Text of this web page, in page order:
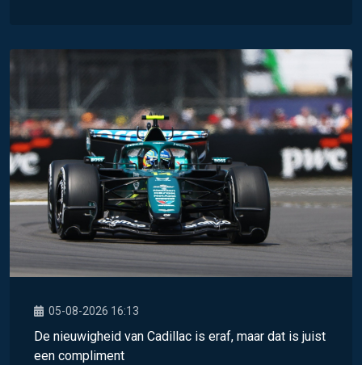
05-08-2026 16:13
De nieuwigheid van Cadillac is eraf, maar dat is juist
een compliment